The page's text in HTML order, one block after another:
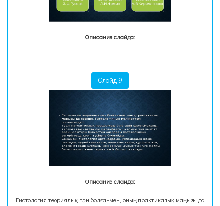
Описание слайда:
Слайд 9
Описание слайда:
Гистология теориялық пән болғанмен, оның практикалық маңызы да